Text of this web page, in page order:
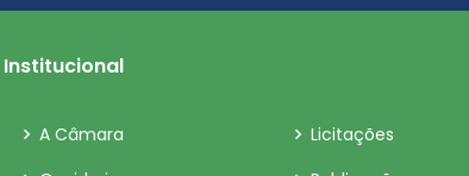
Institucional
A Câmara
Licitações